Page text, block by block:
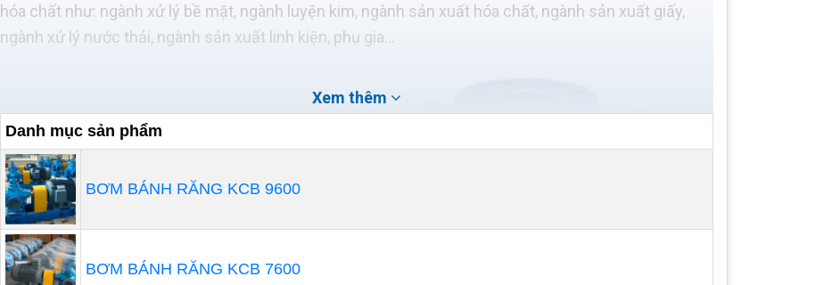
hóa chất như: ngành xử lý bề mặt, ngành luyện kim, ngành sản xuất hóa chất, ngành sản xuất giấy,
ngành xử lý nước thải, ngành sản xuất linh kiện, phụ gia…
Xem thêm
Danh mục sản phẩm
BƠM BÁNH RĂNG KCB 9600
BƠM BÁNH RĂNG KCB 7600